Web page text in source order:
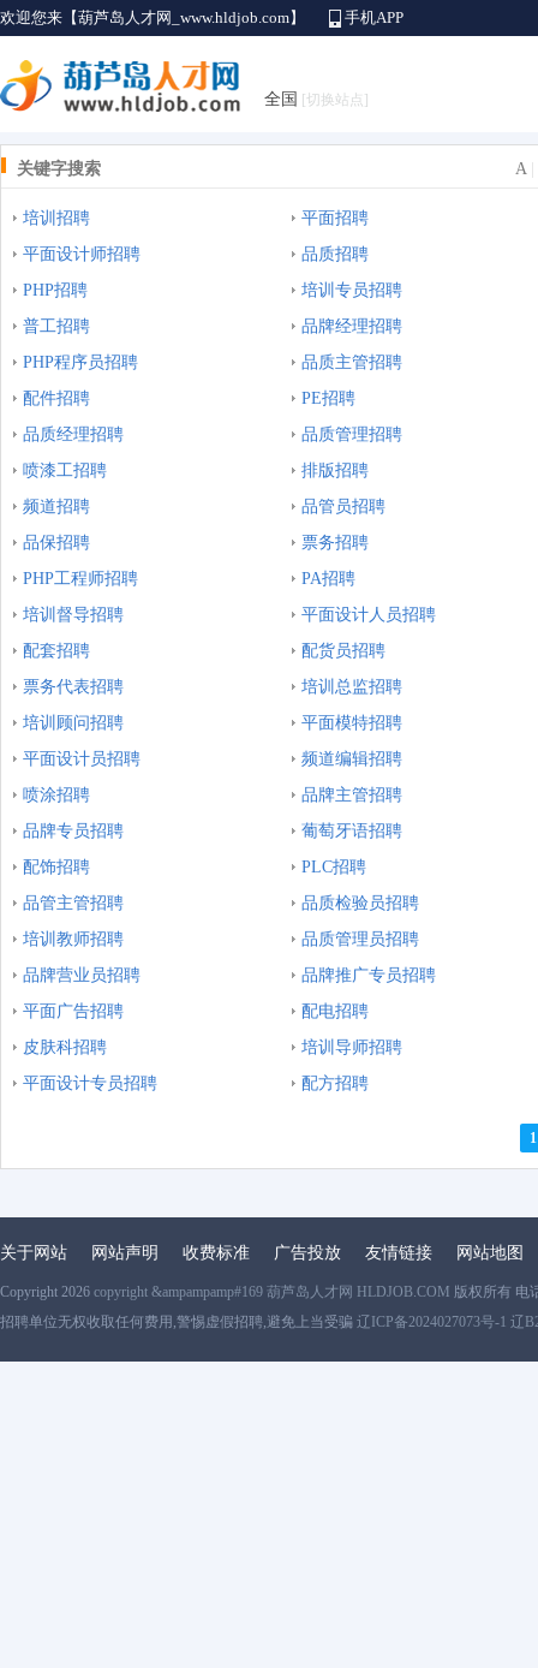
欢迎您来【葫芦岛人才网_www.hldjob.com】 手机APP
全国 [切换站点]
关键字搜索 A|
培训招聘
平面招聘
平面设计师招聘
品质招聘
PHP招聘
培训专员招聘
普工招聘
品牌经理招聘
PHP程序员招聘
品质主管招聘
配件招聘
PE招聘
品质经理招聘
品质管理招聘
喷漆工招聘
排版招聘
频道招聘
品管员招聘
品保招聘
票务招聘
PHP工程师招聘
PA招聘
培训督导招聘
平面设计人员招聘
配套招聘
配货员招聘
票务代表招聘
培训总监招聘
培训顾问招聘
平面模特招聘
平面设计员招聘
频道编辑招聘
喷涂招聘
品牌主管招聘
品牌专员招聘
葡萄牙语招聘
配饰招聘
PLC招聘
品管主管招聘
品质检验员招聘
培训教师招聘
品质管理员招聘
品牌营业员招聘
品牌推广专员招聘
平面广告招聘
配电招聘
皮肤科招聘
培训导师招聘
平面设计专员招聘
配方招聘
1
关于网站 网站声明 收费标准 广告投放 友情链接 网站地图
Copyright 2026 copyright &ampampamp#169 葫芦岛人才网 HLDJOB.COM 版权所有 电
招聘单位无权收取任何费用,警惕虚假招聘,避免上当受骗 辽ICP备2024027073号-1 辽